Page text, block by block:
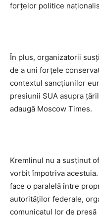
forţelor politice
În plus, organizatorii
de a uni forţele
contextul sancţiunilor
presiunii SUA asupra
adaugă Moscow Times.
Kremlinul nu a susţinut
vorbit împotriva
face o paralelă între
autorităţilor federale,
comunicatul lor de